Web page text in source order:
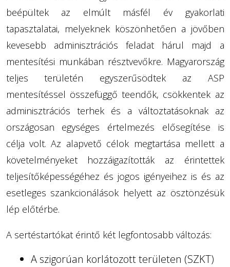
beépültek az elmúlt másfél év gyakorlati
tapasztalatai, melyeknek köszönhetően a jövőben
kevesebb adminisztrációs feladat hárul majd a
mentesítési munkában résztvevőkre. Magyarország
teljes területén egyszerűsödtek az ASP
mentesítéssel összefüggő teendők, csökkentek az
adminisztrációs terhek és a változtatásoknak az
országosan egységes értelmezés elősegítése is
célja volt. Az alapvető célok megtartása mellett a
követelményeket hozzáigazították az érintettek
teljesítőképességéhez és jogos igényeihez is és az
esetleges szankcionálások helyett az ösztönzésük
lép előtérbe.
A sertéstartókat érintő két legfontosabb változás:
A szigorúan korlátozott területen (SZKT)